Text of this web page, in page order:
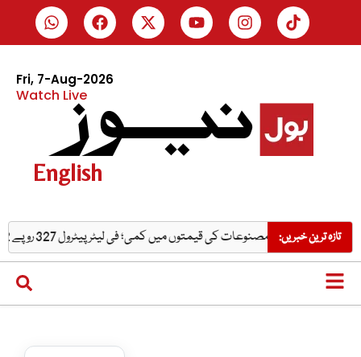
Fri, 7-Aug-2026
Watch Live
English
تازہ ترین خبریں:
پیٹرولیم مصنوعات کی قیمتوں میں کمی؛ فی لیٹر پیٹرول 327 روپے 62 پیسے کا ہوگیا